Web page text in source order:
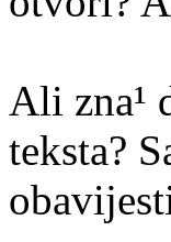
Ali zna¹
teksta?